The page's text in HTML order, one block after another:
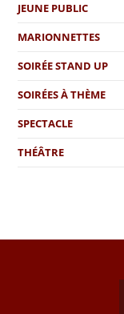
JEUNE PUBLIC
MARIONNETTES
SOIRÉE STAND UP
SOIRÉES À THÈME
SPECTACLE
THÉÂTRE